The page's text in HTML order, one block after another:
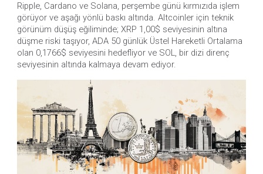
Ripple, Cardano ve Solana, perşembe günü kırmızıda işlem
görüyor ve aşağı yönlü baskı altında. Altcoinler için teknik
görünüm düşüş eğiliminde; XRP 1,00$ seviyesinin altına
düşme riski taşıyor, ADA 50 günlük Üstel Hareketli Ortalama
olan 0,1766$ seviyesini hedefliyor ve SOL, bir dizi direnç
seviyesinin altında kalmaya devam ediyor.